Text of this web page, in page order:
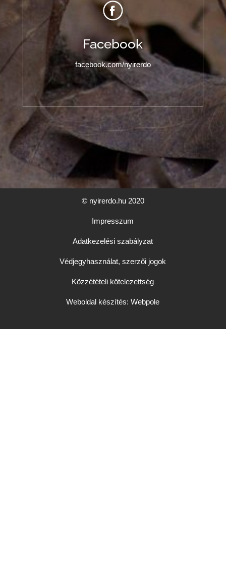
Facebook
facebook.com/nyirerdo
© nyirerdo.hu 2020
Impresszum
Adatkezelési szabályzat
Védjegyhasználat, szerzői jogok
Közzétételi kötelezettség
Weboldal készítés: Webpole